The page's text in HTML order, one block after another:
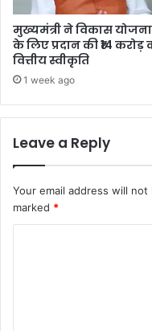
मुख्यमंत्री ने विकास
के लिए प्रदान की ₹14 करोड़
वित्तीय स्वीकृति
1 week ago
Leave a Reply
Your email address will not
marked *